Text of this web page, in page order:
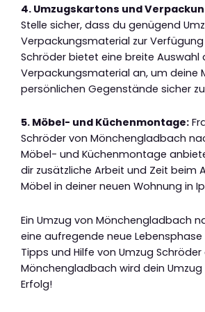
4. Umzugskartons und
Stelle sicher, dass du genügend
Verpackungsmaterial zur
Schröder bietet eine breite Auswahl
Verpackungsmaterial an, um deine
persönlichen Gegenstände sicher
5. Möbel- und Küchenmontage:
Schröder von Mönchengladbach
Möbel- und Küchenmontage
dir zusätzliche Arbeit und Zeit beim
Möbel in deiner neuen Wohnung in
Ein Umzug von Mönchengladbach
eine aufregende neue Lebensphase
Tipps und Hilfe von Umzug Schröder
Mönchengladbach wird dein
Erfolg!